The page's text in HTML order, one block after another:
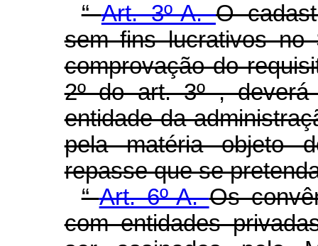
“Art. 3º-A.O
sem fins lucrativos
comprovação do
2º do art. 3º ,
entidade da
pela matéria objeto
repasse que se
“Art. 6º-A.Os
com entidades